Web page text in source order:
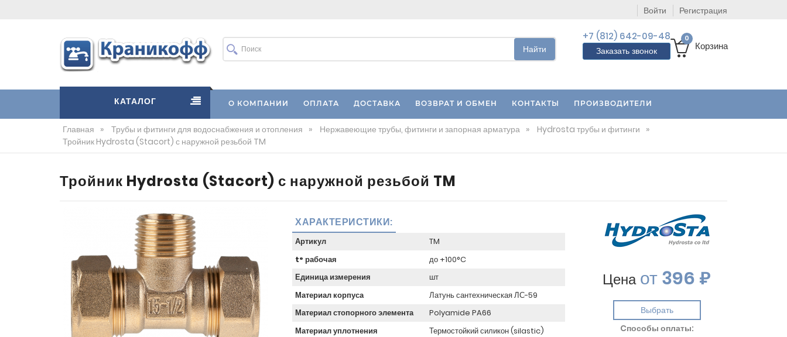
Войти Регистрация
Найти
+7 (812) 642-09-48
Заказать звонок
0
Корзина
КАТАЛОГ О КОМПАНИИ ОПЛАТА ДОСТАВКА ВОЗВРАТ И ОБМЕН КОНТАКТЫ ПРОИЗВОДИТЕЛИ
Главная » Трубы и фитинги для водоснабжения и отопления » Нержавеющие трубы, фитинги и запорная арматура » Hydrosta трубы и фитинги »
Тройник Hydrosta (Stacort) с наружной резьбой TM
Тройник Hydrosta (Stacort) с наружной резьбой TM
ХАРАКТЕРИСТИКИ:
Артикул
TM
t° рабочая
до +100°C
Единица измерения
шт
Материал корпуса
Латунь сантехническая ЛС-59
Материал стопорного элемента
Polyamide PA66
Материал уплотнения
Термостойкий силикон (silastic)
Ценаот396 ₽
Выбрать
Cпособы оплаты: